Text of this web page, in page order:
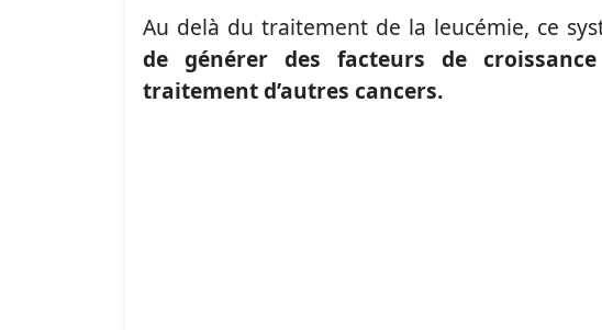
Au delà du traitement de la leucémie, ce
de générer des facteurs de
traitement d’autres cancers.